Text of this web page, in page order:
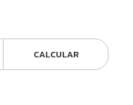
CALCULAR